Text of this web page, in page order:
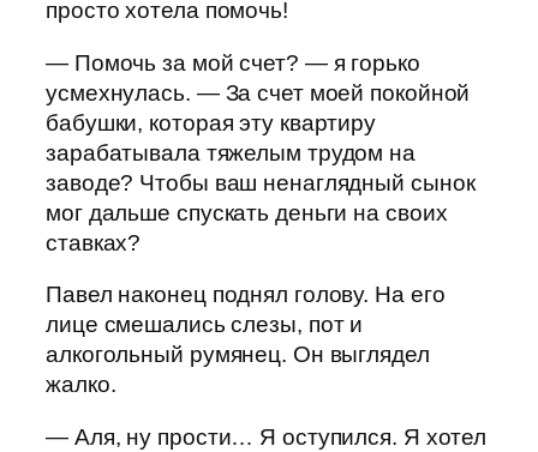
просто хотела помочь!
— Помочь за мой счет? — я горько
усмехнулась. — За счет моей покойной
бабушки, которая эту квартиру
зарабатывала тяжелым трудом на
заводе? Чтобы ваш ненаглядный сынок
мог дальше спускать деньги на своих
ставках?
Павел наконец поднял голову. На его
лице смешались слезы, пот и
алкогольный румянец. Он выглядел
жалко.
— Аля, ну прости… Я оступился. Я хотел